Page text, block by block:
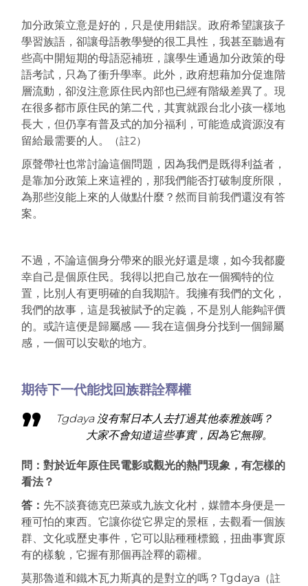
加分政策立意是好的，只是使用錯誤。政府希望讓孩子
學習族語，卻讓母語教學變的很工具性，我甚至聽過有
些高中開短期的母語惡補班，讓學生通過加分政策的母
語考試，只為了衝升學率。此外，政府想藉加分促進階
層流動，卻沒注意原住民內部也已經有階級差異了。現
在很多都市原住民的第二代，其實就跟台北小孩一樣地
長大，但仍享有普及式的加分福利，可能造成資源沒有
留給最需要的人。
（註2）
原聲帶社也常討論這個問題，因為我們是既得利益者，
是靠加分政策上來這裡的，那我們能否打破制度所限，
為那些沒能上來的人做點什麼？然而目前我們還沒有答
案。
不過，不論這個身分帶來的眼光好還是壞，如今我都慶
幸自己是個原住民。我得以把自己放在一個獨特的位
置，比別人有更明確的自我期許。我擁有我們的文化，
我們的故事，這是我被賦予的定義，不是別人能夠評價
的。或許這便是歸屬感 ── 我在這個身分找到一個歸屬
感，一個可以安歇的地方。
期待下一代能找回族群詮釋權
Tgdaya 沒有幫日本人去打過其他泰雅族嗎？
大家不會知道這些事實，因為它無聊。
問：對於近年原住民電影或觀光的熱門現象，有怎樣的
看法？
答： 先不談賽德克巴萊或九族文化村，媒體本身便是一
種可怕的東西。它讓你從它界定的景框，去觀看一個族
群、文化或歷史事件，它可以貼種種標籤，扭曲事實原
有的樣貌，它握有那個再詮釋的霸權。
莫那魯道和鐵木瓦力斯真的是對立的嗎？Tgdaya （註